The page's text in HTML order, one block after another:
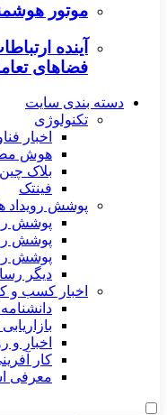
موتور
آینده
فضاهای
دسته بندی سایت
تکنولوژی
اخبار
هوش
بلاک چین
فینتک
پوشش رویداد
پوشش
پوشش
پوشش
دیگر
اخبار کسب و
اخبار و
کار
معرفی